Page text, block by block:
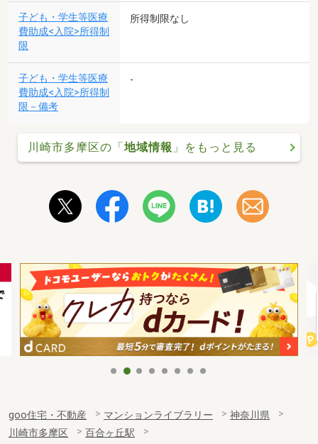
子ども・学生等医療
費助成<入院>所得制
限
所得制限なし
子ども・学生等医療
費助成<入院>所得制
限－備考
-
川崎市多摩区の「地域情報 」をもっと見る
goo住宅・不動産 マンションライブラリー
神奈川県
川崎市多摩区
百合ヶ丘駅